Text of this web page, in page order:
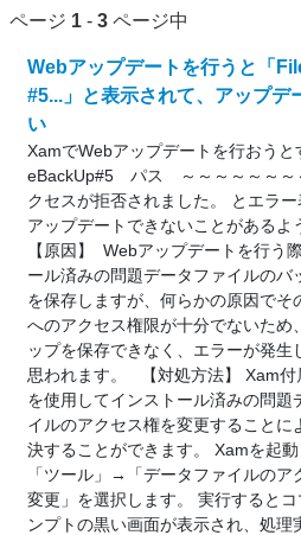
ページ 1- 3ページ中
Webアップデートを行うと「
#5...」と表示されて、アップデ
い
XamでWebアップデートを行おう
eBackUp#5 パス ～～～～～～
クセスが拒否されました。 とエラ
アップデートできないことがあるよ
【原因】 Webアップデートを行う
ール済みの問題データファイルのバ
を保存しますが、何らかの原因でそ
へのアクセス権限が十分でないため
ップを保存できなく、エラーが発生
思われます。 【対処方法】 Xam付
を使用してインストール済みの問題
イルのアクセス権を変更することに
決することができます。 Xamを起動
「ツール」→「データファイルのア
変更」を選択します。 実行するとコ
ンプトの黒い画面が表示され、処理